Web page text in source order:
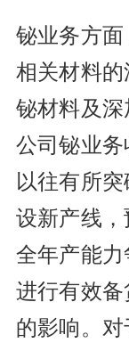
铋业务方
相关材料
铋材料及深
公司铋业务
以往有所
设新产线，
全年产能
进行有效
的影响。